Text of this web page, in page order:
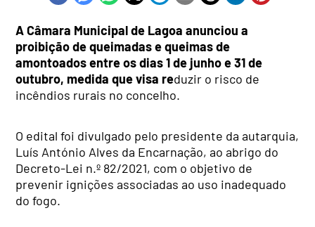
A Câmara Municipal de Lagoa anunciou a
proibição de queimadas e queimas de
amontoados entre os dias 1 de junho e 31 de
outubro, medida que visa reduzir o risco de
incêndios rurais no concelho.
O edital foi divulgado pelo presidente da autarquia,
Luís António Alves da Encarnação, ao abrigo do
Decreto-Lei n.º 82/2021, com o objetivo de
prevenir ignições associadas ao uso inadequado
do fogo.